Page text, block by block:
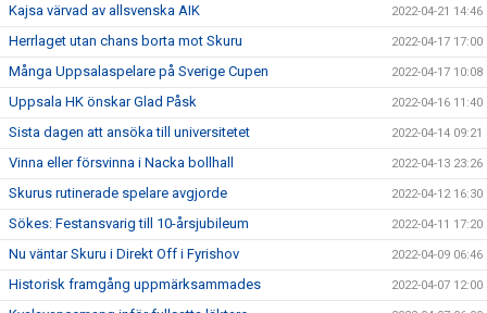
Kajsa värvad av allsvenska AIK 2022-04-21 14:46
Herrlaget utan chans borta mot Skuru 2022-04-17 17:00
Många Uppsalaspelare på Sverige Cupen 2022-04-17 10:08
Uppsala HK önskar Glad Påsk 2022-04-16 11:40
Sista dagen att ansöka till universitetet 2022-04-14 09:21
Vinna eller försvinna i Nacka bollhall 2022-04-13 23:26
Skurus rutinerade spelare avgjorde 2022-04-12 16:30
Sökes: Festansvarig till 10-årsjubileum 2022-04-11 17:20
Nu väntar Skuru i Direkt Off i Fyrishov 2022-04-09 06:46
Historisk framgång uppmärksammades 2022-04-07 12:00